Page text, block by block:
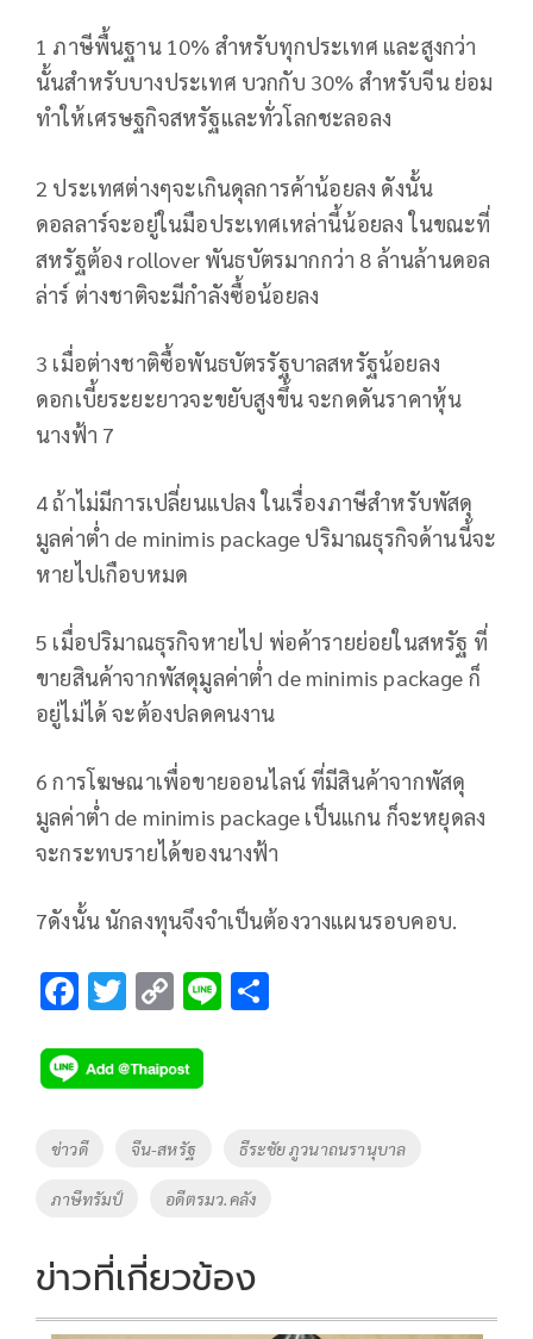
1 ภาษีพื้นฐาน 10% สำหรับทุกประเทศ และสูงกว่า
นั้นสำหรับบางประเทศ บวกกับ 30% สำหรับจีน ย่อม
ทำให้เศรษฐกิจสหรัฐและทั่วโลกชะลอลง
2 ประเทศต่างๆจะเกินดุลการค้าน้อยลง ดังนั้น
ดอลลาร์จะอยู่ในมือประเทศเหล่านี้น้อยลง ในขณะที่
สหรัฐต้อง rollover พันธบัตรมากกว่า 8 ล้านล้านดอล
ล่าร์ ต่างชาติจะมีกำลังซื้อน้อยลง
3 เมื่อต่างชาติซื้อพันธบัตรรัฐบาลสหรัฐน้อยลง
ดอกเบี้ยระยะยาวจะขยับสูงขึ้น จะกดดันราคาหุ้น
นางฟ้า 7
4 ถ้าไม่มีการเปลี่ยนแปลง ในเรื่องภาษีสำหรับพัสดุ
มูลค่าต่ำ de minimis package ปริมาณธุรกิจด้านนี้จะ
หายไปเกือบหมด
5 เมื่อปริมาณธุรกิจหายไป พ่อค้ารายย่อยในสหรัฐ ที่
ขายสินค้าจากพัสดุมูลค่าต่ำ de minimis package ก็
อยู่ไม่ได้ จะต้องปลดคนงาน
6 การโฆษณาเพื่อขายออนไลน์ ที่มีสินค้าจากพัสดุ
มูลค่าต่ำ de minimis package เป็นแกน ก็จะหยุดลง
จะกระทบรายได้ของนางฟ้า
7ดังนั้น นักลงทุนจึงจำเป็นต้องวางแผนรอบคอบ.
F
e
b
o
o
k
T
tt
er
C
p
y
Li
n
k
Li
Tags
ข่าวดี จีน-สหรัฐ ธีระชัย ภูวนาถนรานุบาล
ภาษีทรัมป์ อดีตรมว.คลัง
ข่าวที่เกี่ยวข้อง